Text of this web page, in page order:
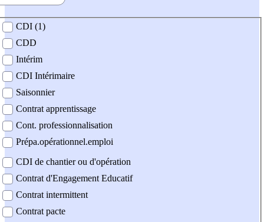
contrat
CDI (1)
CDD
Intérim
CDI Intérimaire
Saisonnier
Contrat apprentissage
Cont. professionnalisation
Prépa.opérationnel.emploi
CDI de chantier ou d'opération
Contrat d'Engagement Educatif
Contrat intermittent
Contrat pacte